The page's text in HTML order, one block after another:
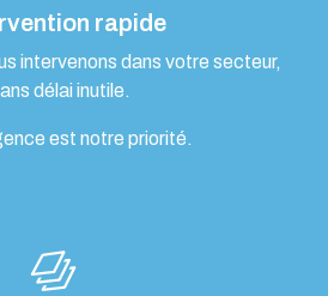
rapide
intervenons dans votre secteur,
délai inutile.
est notre priorité.